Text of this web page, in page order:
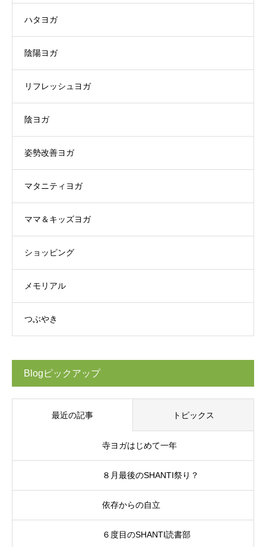
ハタヨガ
陰陽ヨガ
リフレッシュヨガ
陰ヨガ
姿勢改善ヨガ
マタニティヨガ
ママ＆キッズヨガ
ショッピング
メモリアル
つぶやき
Blogピックアップ
最近の記事 トピックス
寺ヨガはじめて一年
８月最後のSHANTI祭り？
依存からの自立
６度目のSHANTI読書部